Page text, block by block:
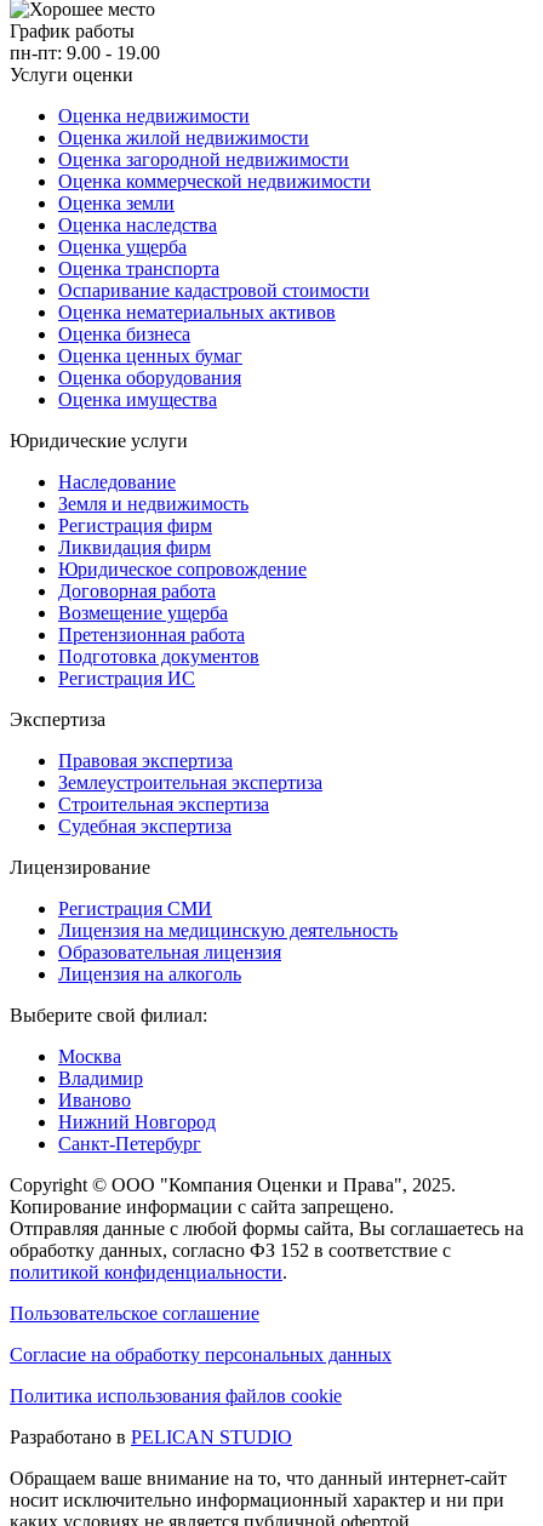
График работы
пн-пт: 9.00 - 19.00
Услуги оценки
Оценка недвижимости
Оценка жилой недвижимости
Оценка загородной недвижимости
Оценка коммерческой недвижимости
Оценка земли
Оценка наследства
Оценка ущерба
Оценка транспорта
Оспаривание кадастровой стоимости
Оценка нематериальных активов
Оценка бизнеса
Оценка ценных бумаг
Оценка оборудования
Оценка имущества
Юридические услуги
Наследование
Земля и недвижимость
Регистрация фирм
Ликвидация фирм
Юридическое сопровождение
Договорная работа
Возмещение ущерба
Претензионная работа
Подготовка документов
Регистрация ИС
Экспертиза
Правовая экспертиза
Землеустроительная экспертиза
Строительная экспертиза
Судебная экспертиза
Лицензирование
Регистрация СМИ
Лицензия на медицинскую деятельность
Образовательная лицензия
Лицензия на алкоголь
Выберите свой филиал:
Москва
Владимир
Иваново
Нижний Новгород
Санкт-Петербург
Copyright © ООО "Компания Оценки и Права", 2025.
Копирование информации с сайта запрещено.
Отправляя данные с любой формы сайта, Вы соглашаетесь на
обработку данных, согласно ФЗ 152 в соответствие с
политикой конфиденциальности.
Пользовательское соглашение
Согласие на обработку персональных данных
Политика использования файлов cookie
Разработано в PELICAN STUDIO
Обращаем ваше внимание на то, что данный интернет-сайт
носит исключительно информационный характер и ни при